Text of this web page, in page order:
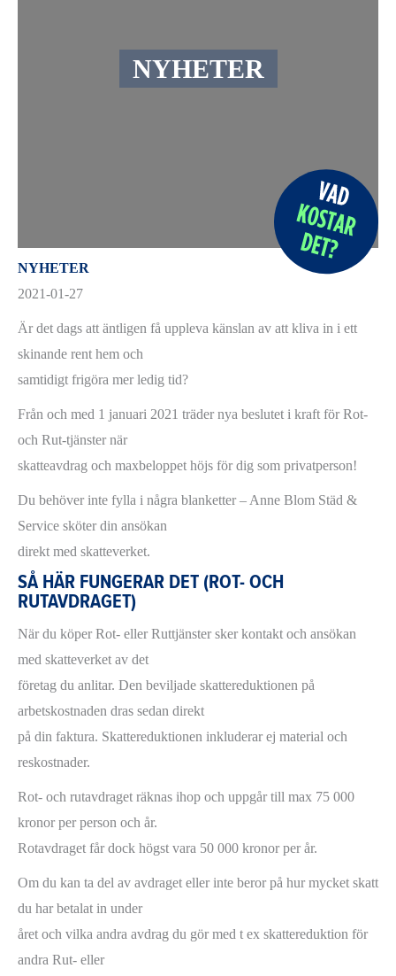
NYHETER
NYHETER
2021-01-27
Är det dags att äntligen få uppleva känslan av att kliva in i ett
skinande rent hem och
samtidigt frigöra mer ledig tid?
Från och med 1 januari 2021 träder nya beslutet i kraft för Rot-
och Rut-tjänster när
skatteavdrag och maxbeloppet höjs för dig som privatperson!
Du behöver inte fylla i några blanketter – Anne Blom Städ &
Service sköter din ansökan
direkt med skatteverket.
SÅ HÄR FUNGERAR DET (ROT- OCH
RUTAVDRAGET)
När du köper Rot- eller Ruttjänster sker kontakt och ansökan
med skatteverket av det
företag du anlitar. Den beviljade skattereduktionen på
arbetskostnaden dras sedan direkt
på din faktura. Skattereduktionen inkluderar ej material och
reskostnader.
Rot- och rutavdraget räknas ihop och uppgår till max 75 000
kronor per person och år.
Rotavdraget får dock högst vara 50 000 kronor per år.
Om du kan ta del av avdraget eller inte beror på hur mycket skatt
du har betalat in under
året och vilka andra avdrag du gör med t ex skattereduktion för
andra Rut- eller